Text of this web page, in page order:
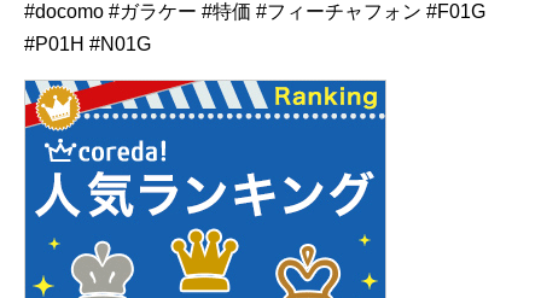
#docomo #ガラケー #特価 #フィーチャフォン #F01G
#P01H #N01G